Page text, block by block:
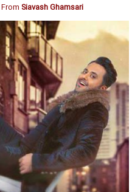
From Siavash Ghamsari